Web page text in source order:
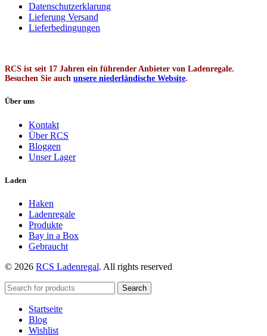
Datenschutzerklarung
Lieferung Versand
Lieferbedingungen
RCS ist seit 17 Jahren ein führender Anbieter von Ladenregale.
Besuchen Sie auch unsere niederländische Website.
Über uns
Kontakt
Über RCS
Bloggen
Unser Lager
Laden
Haken
Ladenregale
Produkte
Bay in a Box
Gebraucht
© 2026 RCS Ladenregal. All rights reserved
Search
Startseite
Blog
Wishlist